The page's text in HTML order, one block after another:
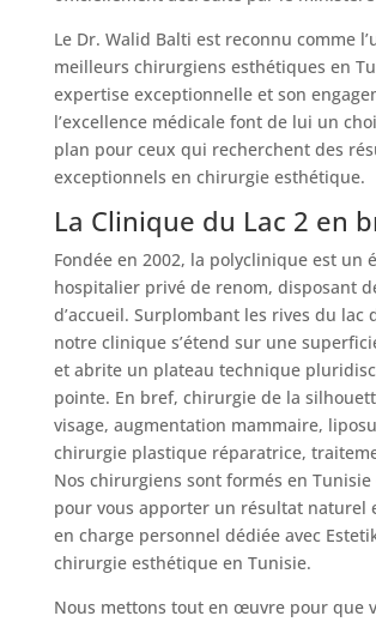
Le Dr. Walid Balti est reconnu comme
meilleurs chirurgiens esthétiques en
expertise exceptionnelle et son
l’excellence médicale font de lui un
plan pour ceux qui recherchent des
exceptionnels en chirurgie esthétique.
La Clinique du Lac 2 en
Fondée en 2002, la polyclinique est un
hospitalier privé de renom, disposant
d’accueil. Surplombant les rives du lac
notre clinique s’étend sur une
et abrite un plateau technique
pointe. En bref, chirurgie de la
visage, augmentation mammaire,
chirurgie plastique réparatrice,
Nos chirurgiens sont formés en Tunisie
pour vous apporter un résultat naturel
en charge personnel dédiée avec
chirurgie esthétique en Tunisie.
Nous mettons tout en œuvre pour que